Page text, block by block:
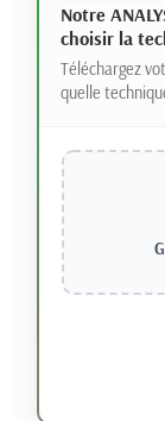
Notre
choisir la
Téléchargez
quelle